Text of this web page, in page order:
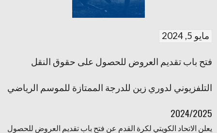
مايو 5, 2024
فتح باب تقديم العروض للحصول على حقوق النقل
التلفزيوني لدوري زين للدرجة الممتازة للموسم الرياضي
2024/2025
يعلن الاتحاد الكويتي لكرة القدم عن فتح باب تقديم العروض للحصول